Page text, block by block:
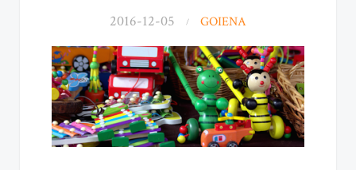
2016-12-05 GOIENA